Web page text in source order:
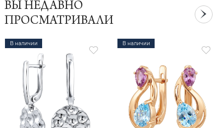
ВЫ НЕДАВНО
ПРОСМАТРИВАЛИ
В наличии В наличии